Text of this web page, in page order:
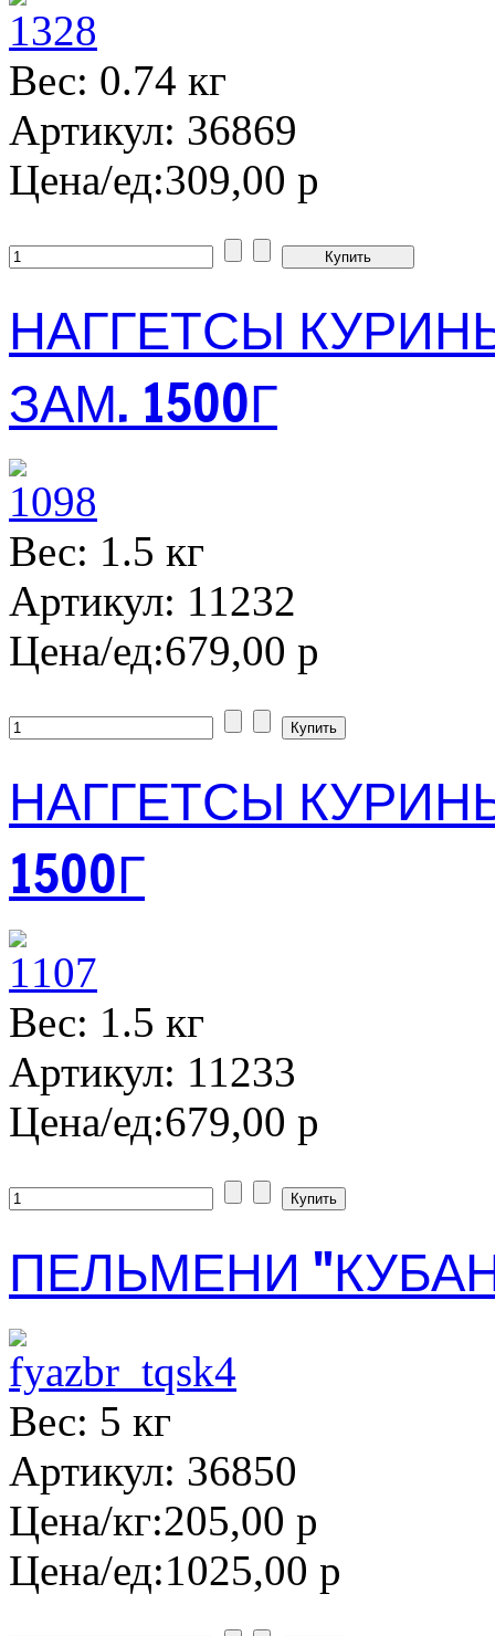
Вес: 0.74 кг
Артикул: 36869
Цена/ед:309,00 р
НАГГЕТСЫ
ЗАМ. 1500Г
Вес: 1.5 кг
Артикул: 11232
Цена/ед:679,00 р
НАГГЕТСЫ
1500Г
Вес: 1.5 кг
Артикул: 11233
Цена/ед:679,00 р
ПЕЛЬМЕНИ
Вес: 5 кг
Артикул: 36850
Цена/кг:205,00 р
Цена/ед:1025,00 р